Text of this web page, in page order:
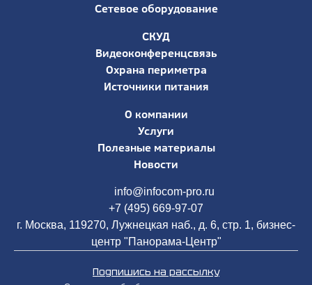
Сетевое оборудование
СКУД
Видеоконференцсвязь
Охрана периметра
Источники питания
О компании
Услуги
Полезные материалы
Новости
info@infocom-pro.ru
+7 (495) 669-97-07
г. Москва, 119270, Лужнецкая наб., д. 6, стр. 1, бизнес-
центр "Панорама-Центр"
Подпишись на рассылку